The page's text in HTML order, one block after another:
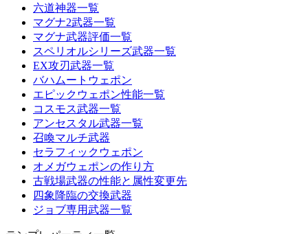
六道神器一覧
マグナ2武器一覧
マグナ武器評価一覧
スペリオルシリーズ武器一覧
EX攻刃武器一覧
バハムートウェポン
エピックウェポン性能一覧
コスモス武器一覧
アンセスタル武器一覧
召喚マルチ武器
セラフィックウェポン
オメガウェポンの作り方
古戦場武器の性能と属性変更先
四象降臨の交換武器
ジョブ専用武器一覧